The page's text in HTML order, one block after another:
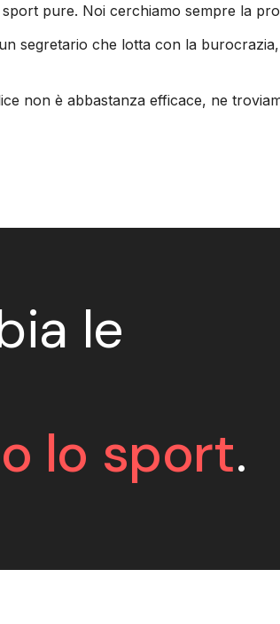
pure. Noi cerchiamo sempre la
segretario che lotta con la
non è abbastanza efficace, ne
le
lo sport.